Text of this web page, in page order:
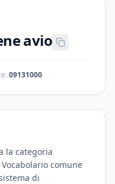
avio
09131000
la categoria
comune
di